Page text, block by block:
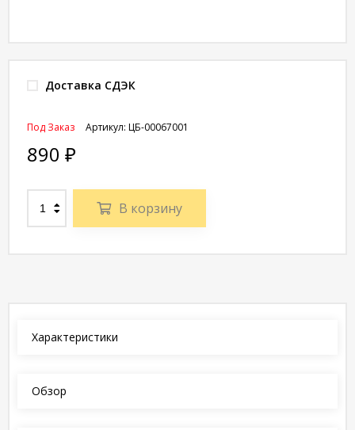
Доставка СДЭК
Артикул: ЦБ-00067001
Под Заказ
890 ₽
В корзину
Характеристики
Обзор